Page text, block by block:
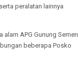
peralatan lainnya
alam APG Gunung
beberapa Posko